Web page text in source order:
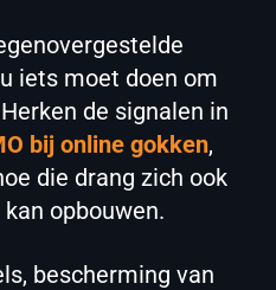
iets moet doen om
de signalen in
bij online gokken,
die drang zich ook
opbouwen.
bescherming van